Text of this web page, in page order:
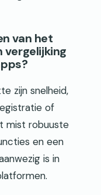
van het
vergelijking
zijn snelheid,
of
mist robuuste
en een
is in